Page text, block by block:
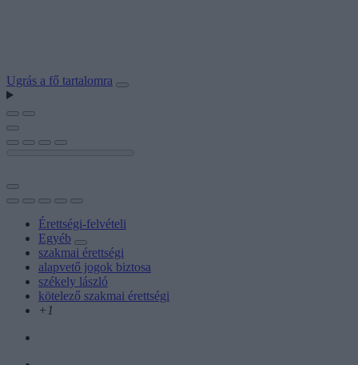
Ugrás a fő tartalomra
Érettségi-felvételi
Egyéb
szakmai érettségi
alapvető jogok biztosa
székely lászló
kötelező szakmai érettségi
+1